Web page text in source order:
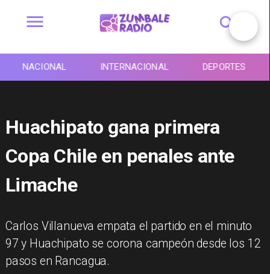
NACIONAL INTERNACIONAL DEPORTES
Huachipato gana primera
Copa Chile en penales ante
Limache
Carlos Villanueva empata el partido en el minuto
97 y Huachipato se corona campeón desde los 12
pasos en Rancagua.